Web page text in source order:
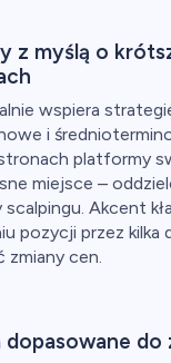
z myślą o
wspiera
i
platformy
miejsce –
Akcent
pozycji przez kilka
zmiany cen.
dopasowane do